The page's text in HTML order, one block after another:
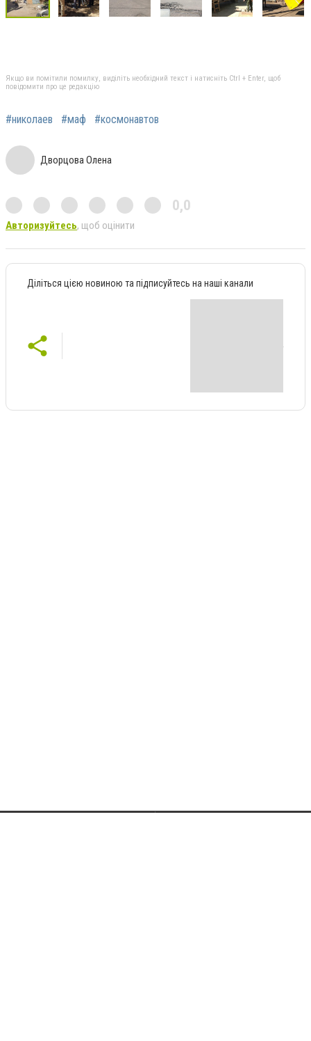
Якщо ви помітили помилку, виділіть необхідний текст і натисніть Ctrl + Enter, щоб
повідомити про це редакцію
#николаев #маф #космонавтов
Дворцова Олена
0,0
Авторизуйтесь, щоб оцінити
Діліться цією новиною та підписуйтесь на наші канали